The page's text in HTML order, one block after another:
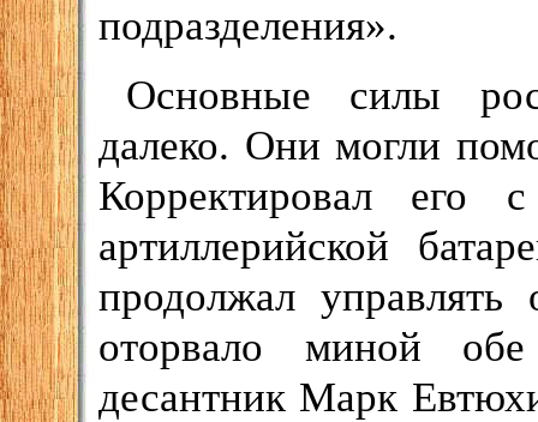
подразделения».
Основные силы
далеко. Они могли
Корректировал его
артиллерийской
продолжал
оторвало миной
десантник Марк